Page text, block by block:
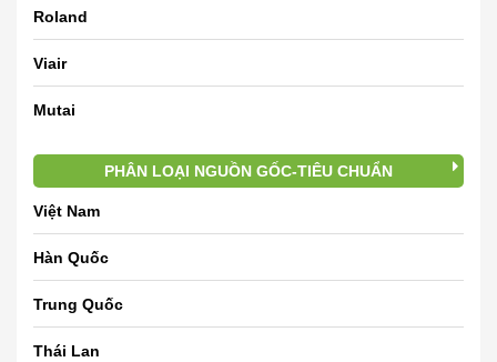
Roland
Viair
Mutai
PHÂN LOẠI NGUỒN GỐC-TIÊU CHUẨN
Việt Nam
Hàn Quốc
Trung Quốc
Thái Lan